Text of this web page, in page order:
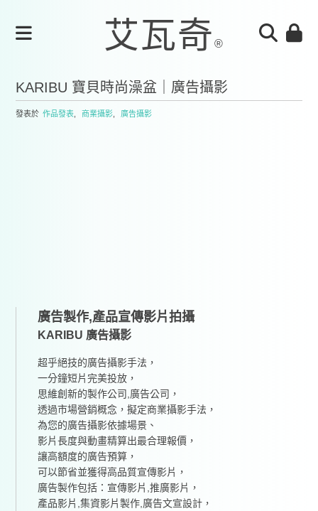
KARIBU 寶貝時尚澡盆｜廣告攝影
發表於 作品發表 商業攝影 廣告攝影
廣告製作,產品宣傳影片拍攝
KARIBU 廣告攝影
超乎絕技的廣告攝影手法，
一分鐘短片完美投放，
思維創新的製作公司,廣告公司，
透過市場營銷概念，擬定商業攝影手法，
為您的廣告攝影依據場景、
影片長度與動畫精算出最合理報價，
讓高額度的廣告預算，
可以節省並獲得高品質宣傳影片，
廣告製作包括：宣傳影片,推廣影片，
產品影片,集資影片製作,廣告文宣設計，